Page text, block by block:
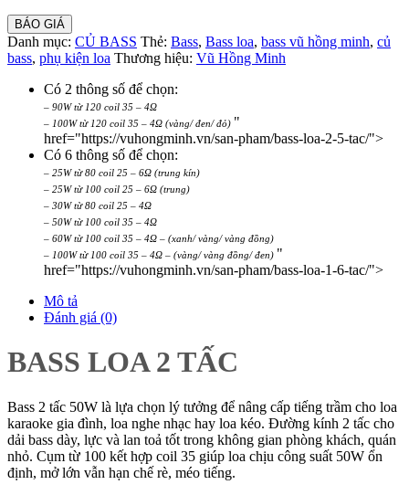
BÁO GIÁ
Danh mục: CỦ BASS Thẻ: Bass, Bass loa, bass vũ hồng minh, củ
bass, phụ kiện loa Thương hiệu: Vũ Hồng Minh
Có 2 thông số để chọn:
– 90W từ 120 coil 35 – 4Ω
– 100W từ 120 coil 35 – 4Ω (vàng/ đen/ đỏ) "
href="https://vuhongminh.vn/san-pham/bass-loa-2-5-tac/">
Có 6 thông số để chọn:
– 25W từ 80 coil 25 – 6Ω (trung kín)
– 25W từ 100 coil 25 – 6Ω (trung)
– 30W từ 80 coil 25 – 4Ω
– 50W từ 100 coil 35 – 4Ω
– 60W từ 100 coil 35 – 4Ω – (xanh/ vàng/ vàng đồng)
– 100W từ 100 coil 35 – 4Ω – (vàng/ vàng đồng/ đen) "
href="https://vuhongminh.vn/san-pham/bass-loa-1-6-tac/">
Mô tả
Đánh giá (0)
BASS LOA 2 TẤC
Bass 2 tấc 50W là lựa chọn lý tưởng để nâng cấp tiếng trầm cho loa
karaoke gia đình, loa nghe nhạc hay loa kéo. Đường kính 2 tấc cho
dải bass dày, lực và lan toả tốt trong không gian phòng khách, quán
nhỏ. Cụm từ 100 kết hợp coil 35 giúp loa chịu công suất 50W ổn
định, mở lớn vẫn hạn chế rè, méo tiếng.